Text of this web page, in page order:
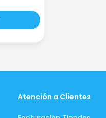
Atención a Clientes